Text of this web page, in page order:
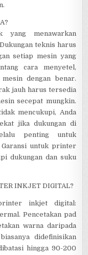
yang menawarkan
teknis harus
setiap mesin yang
cara menyetel,
dengan benar.
jauh harus tersedia
secepat mungkin.
mencukupi, Anda
jika dukungan di
penting untuk
Garansi untuk printer
dukungan dan suku
INKJET DIGITAL?
inkjet digital:
Pencetakan pad
warna daripada
didefinisikan
hingga 90-200